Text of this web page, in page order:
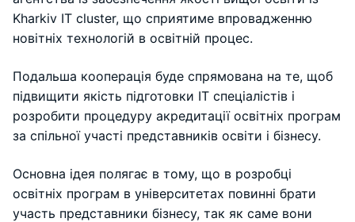
Kharkiv IT cluster, що сприятиме впровадженню
новітніх технологій в освітній процес.
Подальша кооперація буде спрямована на те, щоб
підвищити якість підготовки IT спеціалістів і
розробити процедуру акредитації освітніх програм
за спільної участі представників освіти і бізнесу.
Основна ідея полягає в тому, що в розробці
освітніх програм в університетах повинні брати
участь представники бізнесу, так як саме вони